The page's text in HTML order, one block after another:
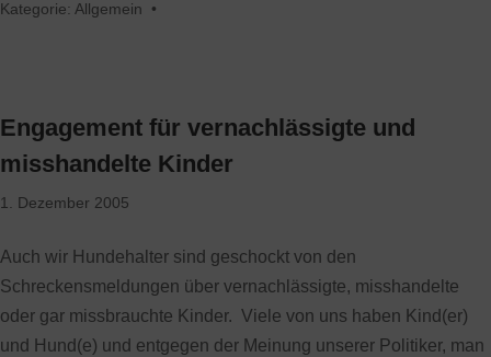
Kategorie: Allgemein •
Engagement für vernachlässigte und
misshandelte Kinder
1. Dezember 2005
Auch wir Hundehalter sind geschockt von den
Schreckensmeldungen über vernachlässigte, misshandelte
oder gar missbrauchte Kinder. Viele von uns haben Kind(er)
und Hund(e) und entgegen der Meinung unserer Politiker, man